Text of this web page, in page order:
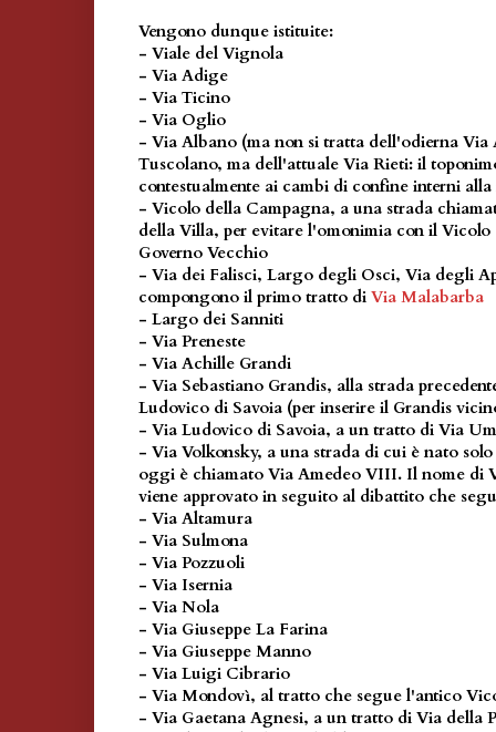
Vengono dunque istituite:
- Viale del Vignola
- Via Adige
- Via Ticino
- Via Oglio
- Via Albano (ma non si tratta dell'odierna Via
Tuscolano, ma dell'attuale Via Rieti: il
contestualmente ai cambi di confine interni
- Vicolo della Campagna, a una strada
della Villa, per evitare l'omonimia con il Vicolo
Governo Vecchio
- Via dei Falisci, Largo degli Osci, Via degli
compongono il primo tratto di Via Malabarba
- Largo dei Sanniti
- Via Preneste
- Via Achille Grandi
- Via Sebastiano Grandis, alla strada
Ludovico di Savoia (per inserire il Grandis
- Via Ludovico di Savoia, a un tratto di Via
- Via Volkonsky, a una strada di cui è nato
oggi è chiamato Via Amedeo VIII. Il nome di
viene approvato in seguito al dibattito che
- Via Altamura
- Via Sulmona
- Via Pozzuoli
- Via Isernia
- Via Nola
- Via Giuseppe La Farina
- Via Giuseppe Manno
- Via Luigi Cibrario
- Via Mondovì, al tratto che segue l'antico
- Via Gaetana Agnesi, a un tratto di Via della